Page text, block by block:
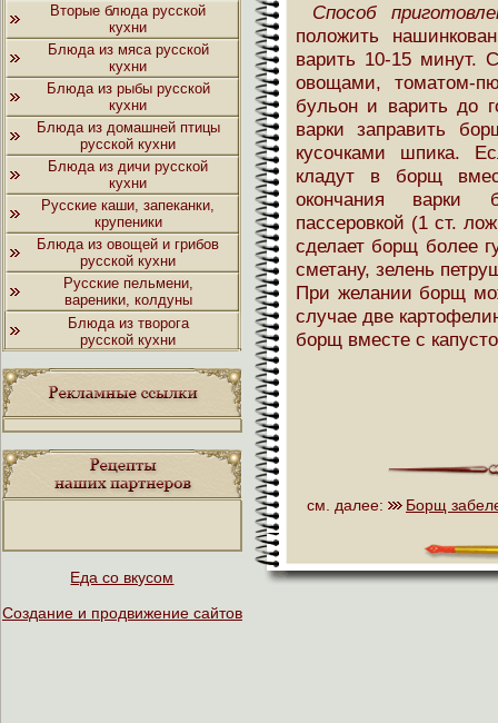
Вторые блюда русской
кухни
Блюда из мяса русской
кухни
Блюда из рыбы русской
кухни
Блюда из домашней птицы
русской кухни
Блюда из дичи русской
кухни
Русские каши, запеканки,
крупеники
Блюда из овощей и грибов
русской кухни
Русские пельмени,
вареники, колдуны
Блюда из творога
русской кухни
Еда со вкусом
Создание и продвижение сайтов
Способ
положить
варить 10-15 минут.
овощами, томатом-
бульон и варить до
варки заправить
кусочками шпика.
кладут в борщ
окончания варки
пассеровкой (1 ст.
сделает борщ более
сметану, зелень
При желании борщ
случае две
борщ вместе с
см. далее: Борщ